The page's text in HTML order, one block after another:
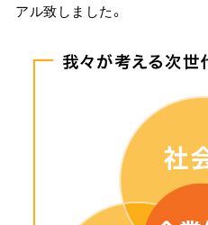
アル致しました。